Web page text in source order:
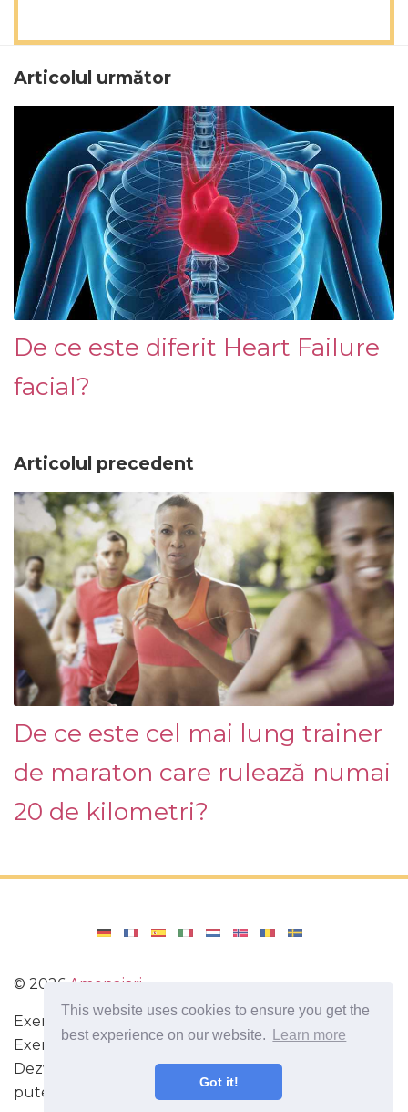
This website uses cookies to ensure you get the
best experience on our website.
Learn more
Got it!
Articolul următor
De ce este diferit Heart Failure
facial?
Articolul precedent
De ce este cel mai lung trainer
de maraton care rulează numai
20 de kilometri?
© 2026 Amenajari
Exercitarea. Diete și rețete pentru o dietă sănătoasă.
Exerciții pentru creier. Fapte interesante.
Dezvoltarea de sine. Fiți mai inteligenți și mai
puternici astăzi!